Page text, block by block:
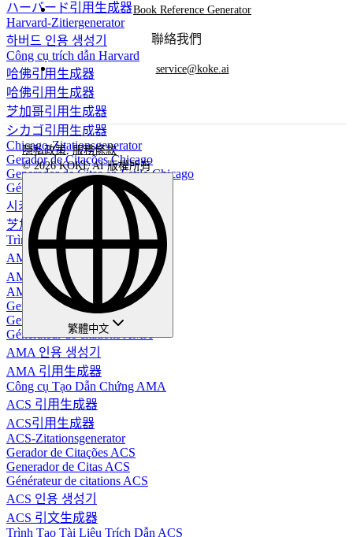
ハーバード引用生成器
Harvard-Zitiergenerator
하버드 인용 생성기
Công cụ trích dẫn Harvard
哈佛引用生成器
哈佛引用生成器
芝加哥引用生成器
シカゴ引用生成器
Chicago-Zitationsgenerator
Gerador de Citações Chicago
Generador de Citas en Estilo Chicago
Générateur de citations Chicago
시카고 인용 생성기
芝加哥引用生成器
Trình tạo trích dẫn Chicago
AMA 引用生成器
AMA引用生成器
AMA Zitationsgenerator
Gerador de Citações AMA
Generador de Citaciones AMA
Générateur de citations AMA
AMA 인용 생성기
AMA 引用生成器
Công cụ Tạo Dẫn Chứng AMA
ACS 引用生成器
ACS引用生成器
ACS-Zitationsgenerator
Gerador de Citações ACS
Generador de Citas ACS
Générateur de citations ACS
ACS 인용 생성기
ACS 引文生成器
Trình Tạo Tài Liệu Trích Dẫn ACS
Book Reference Generator
聯絡我們
service@koke.ai
隱私政策,服務條款
© 2026 KOKE AI 版權所有
繁體中文